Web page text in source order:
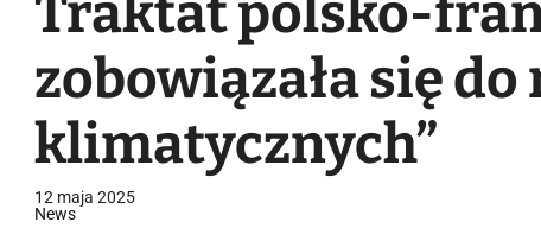
Traktat polsko-
zobowiązała się
klimatycznych”
12 maja 2025
News